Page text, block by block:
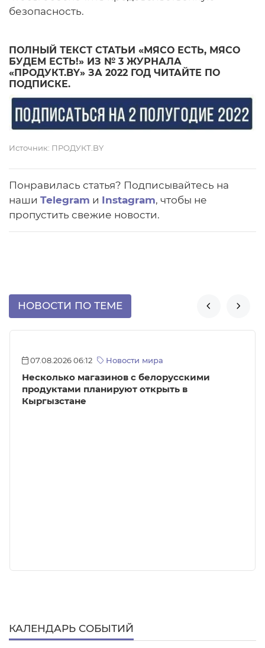
безопасность.
ПОЛНЫЙ ТЕКСТ СТАТЬИ «МЯСО ЕСТЬ, МЯСО
БУДЕМ ЕСТЬ!» ИЗ № 3 ЖУРНАЛА
«ПРОДУКТ.BY» ЗА 2022 ГОД ЧИТАЙТЕ ПО
ПОДПИСКЕ.
Источник: ПРОДУКТ.BY
Понравилась статья? Подписывайтесь на
наши Telegram и Instagram, чтобы не
пропустить свежие новости.
НОВОСТИ ПО ТЕМЕ  
07.08.2026 06:12 Новости мира
Несколько магазинов с белорусскими
продуктами планируют открыть в
Кыргызстане
КАЛЕНДАРЬ СОБЫТИЙ